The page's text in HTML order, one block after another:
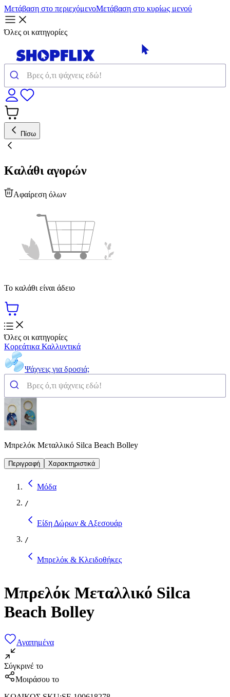
Μετάβαση στο περιεχόμενοΜετάβαση στο κυρίως μενού
Όλες οι κατηγορίες
Πίσω
Καλάθι αγορών
Αφαίρεση όλων
Το καλάθι είναι άδειο
Όλες οι κατηγορίες
Κορεάτικα Καλλυντικά
Ψάχνεις για δροσιά;
Μπρελόκ Μεταλλικό Silca Beach Bolley
Περιγραφή Χαρακτηριστικά
Μόδα
/
Είδη Δώρων & Αξεσουάρ
/
Μπρελόκ & Κλειδοθήκες
Μπρελόκ Μεταλλικό Silca
Beach Bolley
Αγαπημένα
Σύγκρινέ το
Μοιράσου το